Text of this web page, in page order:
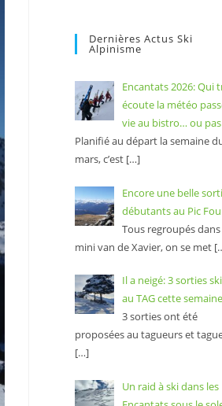
Dernières Actus Ski
Alpinisme
Encantats 2026: Qui
écoute la météo
vie au bistro… ou
Planifié au départ la semaine
mars, c’est […]
Encore une belle
débutants au Pic
Tous regroupés dans
mini van de Xavier, on se met
Il a neigé: 3 sorties
au TAG cette semaine
3 sorties ont été
proposées au tagueurs et
[…]
Un raid à ski dans les